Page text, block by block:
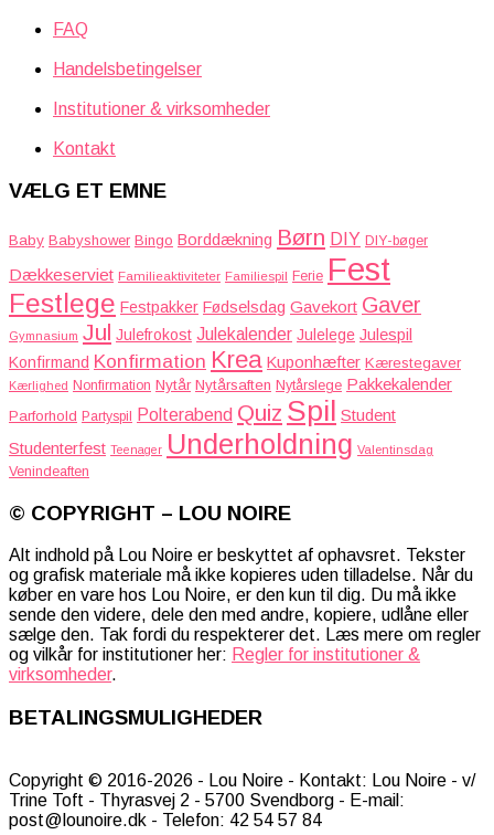
FAQ
Handelsbetingelser
Institutioner & virksomheder
Kontakt
VÆLG ET EMNE
Baby Babyshower Bingo Borddækning Børn DIY DIY-bøger
Dækkeserviet Familieaktiviteter Familiespil Ferie Fest
Festlege Festpakker Fødselsdag Gavekort Gaver
Gymnasium Jul Julefrokost Julekalender Julelege Julespil
Konfirmand Konfirmation Krea Kuponhæfter Kærestegaver
Kærlighed Nonfirmation Nytår Nytårsaften Nytårslege Pakkekalender
Parforhold Partyspil Polterabend Quiz Spil Student
Studenterfest Teenager Underholdning Valentinsdag
Venindeaften
© COPYRIGHT – LOU NOIRE
Alt indhold på Lou Noire er beskyttet af ophavsret. Tekster
og grafisk materiale må ikke kopieres uden tilladelse. Når du
køber en vare hos Lou Noire, er den kun til dig. Du må ikke
sende den videre, dele den med andre, kopiere, udlåne eller
sælge den. Tak fordi du respekterer det. Læs mere om regler
og vilkår for institutioner her: Regler for institutioner &
virksomheder.
BETALINGSMULIGHEDER
Copyright © 2016-2026 - Lou Noire - Kontakt: Lou Noire - v/
Trine Toft - Thyrasvej 2 - 5700 Svendborg - E-mail:
post@lounoire.dk - Telefon: 42 54 57 84